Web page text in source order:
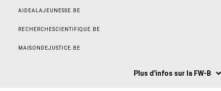
AIDEALAJEUNESSE.BE
RECHERCHESCIENTIFIQUE.BE
MAISONDEJUSTICE.BE
Plus d'infos sur la FW-B